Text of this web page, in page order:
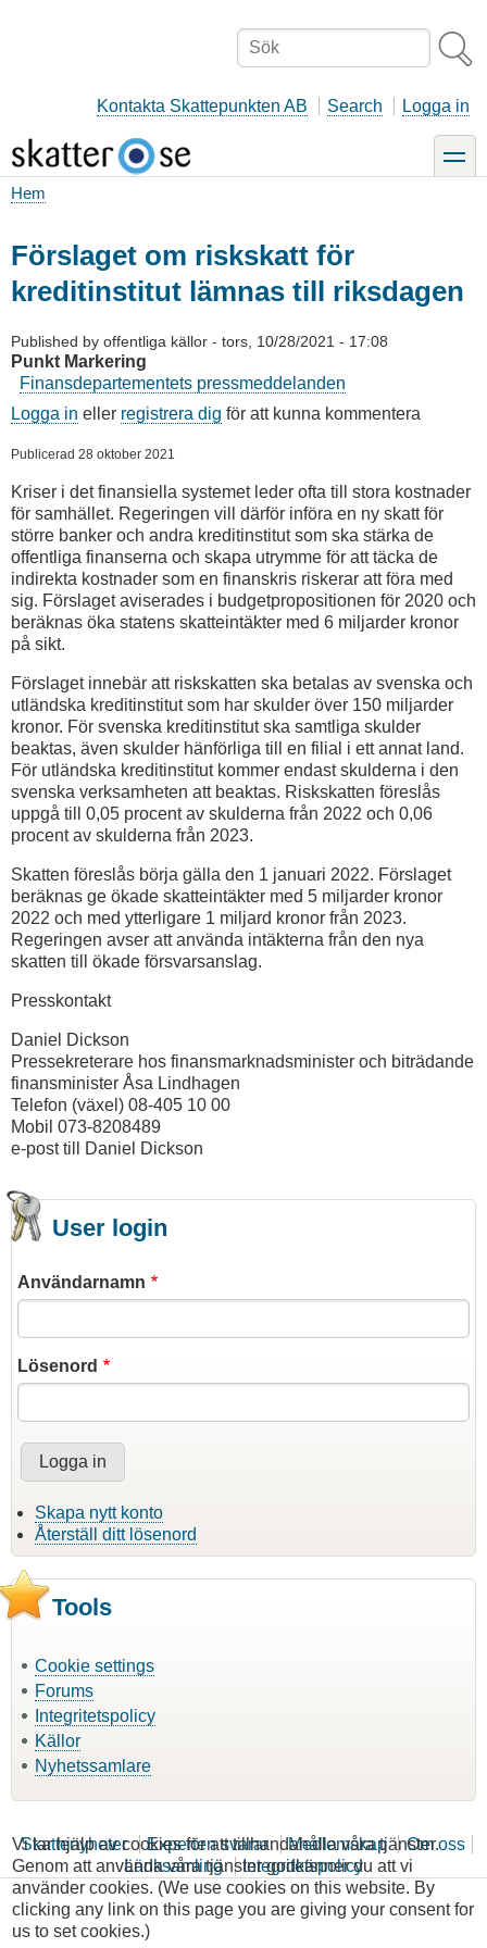
Sök
Kontakta Skattepunkten AB Search Logga in
toggle
Hem
Förslaget om riskskatt för
kreditinstitut lämnas till riksdagen
Published by offentliga källor - tors, 10/28/2021 - 17:08
Punkt Markering
Finansdepartementets pressmeddelanden
Logga in eller registrera dig för att kunna kommentera
Publicerad 28 oktober 2021
Kriser i det finansiella systemet leder ofta till stora kostnader
för samhället. Regeringen vill därför införa en ny skatt för
större banker och andra kreditinstitut som ska stärka de
offentliga finanserna och skapa utrymme för att täcka de
indirekta kostnader som en finanskris riskerar att föra med
sig. Förslaget aviserades i budgetpropositionen för 2020 och
beräknas öka statens skatteintäkter med 6 miljarder kronor
på sikt.
Förslaget innebär att riskskatten ska betalas av svenska och
utländska kreditinstitut som har skulder över 150 miljarder
kronor. För svenska kreditinstitut ska samtliga skulder
beaktas, även skulder hänförliga till en filial i ett annat land.
För utländska kreditinstitut kommer endast skulderna i den
svenska verksamheten att beaktas. Riskskatten föreslås
uppgå till 0,05 procent av skulderna från 2022 och 0,06
procent av skulderna från 2023.
Skatten föreslås börja gälla den 1 januari 2022. Förslaget
beräknas ge ökade skatteintäkter med 5 miljarder kronor
2022 och med ytterligare 1 miljard kronor från 2023.
Regeringen avser att använda intäkterna från den nya
skatten till ökade försvarsanslag.
Presskontakt
Daniel Dickson
Pressekreterare hos finansmarknadsminister och biträdande
finansminister Åsa Lindhagen
Telefon (växel) 08-405 10 00
Mobil 073-8208489
e-post till Daniel Dickson
User login
Användarnamn
Lösenord
Skapa nytt konto
Återställ ditt lösenord
Tools
Cookie settings
Forums
Integritetspolicy
Källor
Nyhetssamlare
Skattenyheter Experten svarar Medlemskap
Om oss
Länksamling
Integritetspolicy
Vi tar hjälp av cookies för att tillhandahålla våra tjänster.
Genom att använda våra tjänster godkänner du att vi
använder cookies. (We use cookies on this website. By
clicking any link on this page you are giving your consent for
us to set cookies.)